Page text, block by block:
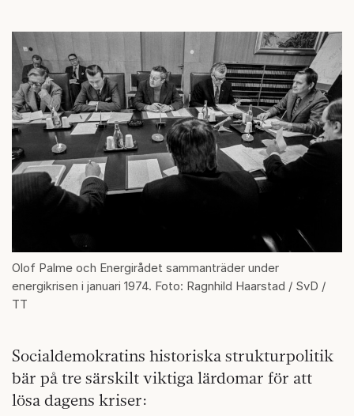
Olof Palme och Energirådet sammanträder under
energikrisen i januari 1974. Foto: Ragnhild Haarstad / SvD /
TT
Socialdemokratins historiska strukturpolitik
bär på tre särskilt viktiga lärdomar för att
lösa dagens kriser: